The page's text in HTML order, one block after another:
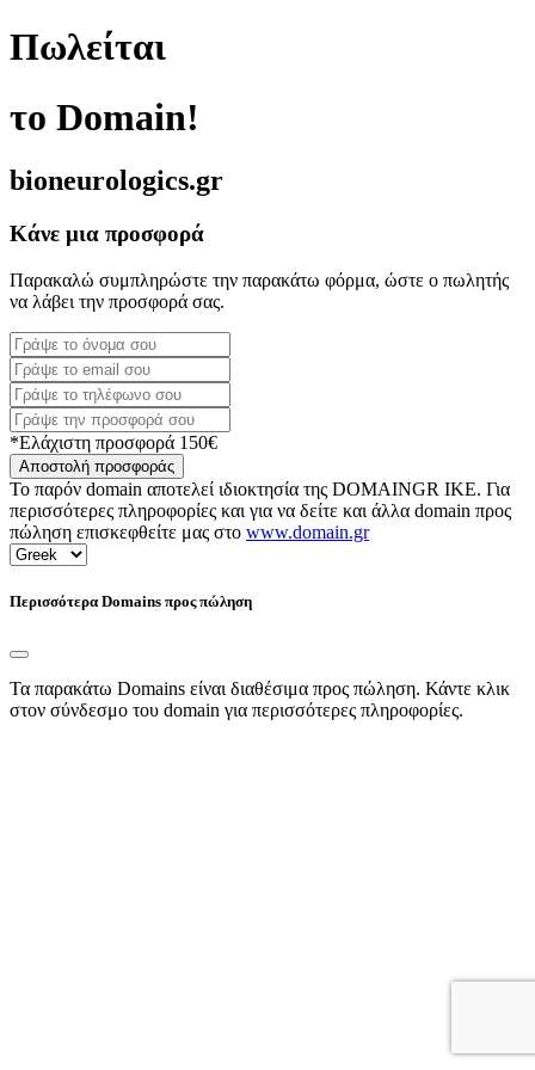
Πωλείται
το Domain!
bioneurologics.gr
Κάνε μια προσφορά
Παρακαλώ συμπληρώστε την παρακάτω φόρμα, ώστε ο πωλητής
να λάβει την προσφορά σας.
*Ελάχιστη προσφορά 150€
Αποστολή προσφοράς
Το παρόν domain αποτελεί ιδιοκτησία της DOMAINGR ΙΚΕ. Για
περισσότερες πληροφορίες και για να δείτε και άλλα domain προς
πώληση επισκεφθείτε μας στο www.domain.gr
Περισσότερα Domains προς πώληση
Τα παρακάτω Domains είναι διαθέσιμα προς πώληση. Κάντε κλικ
στον σύνδεσμο του domain για περισσότερες πληροφορίες.